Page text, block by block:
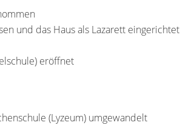
und das Haus als Lazarett eingerichtet
eröffnet
(Lyzeum) umgewandelt